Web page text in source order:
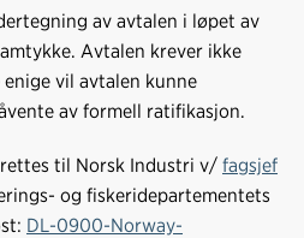
av avtalen i løpet av
Avtalen krever ikke
vil avtalen kunne
av formell ratifikasjon.
til Norsk Industri v/ fagsjef
og fiskeridepartementets
DL-0900-Norway-